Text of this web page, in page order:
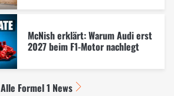
McNish erklärt: Warum Audi erst
2027 beim F1-Motor nachlegt
Alle Formel 1 News